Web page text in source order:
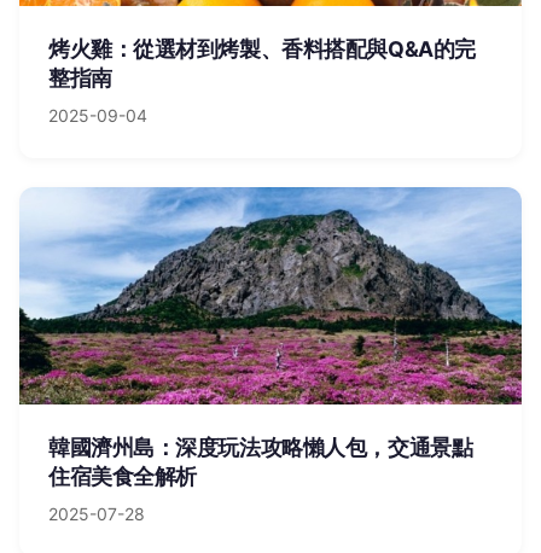
烤火雞：從選材到烤製、香料搭配與Q&A的完
整指南
2025-09-04
韓國濟州島：深度玩法攻略懶人包，交通景點
住宿美食全解析
2025-07-28